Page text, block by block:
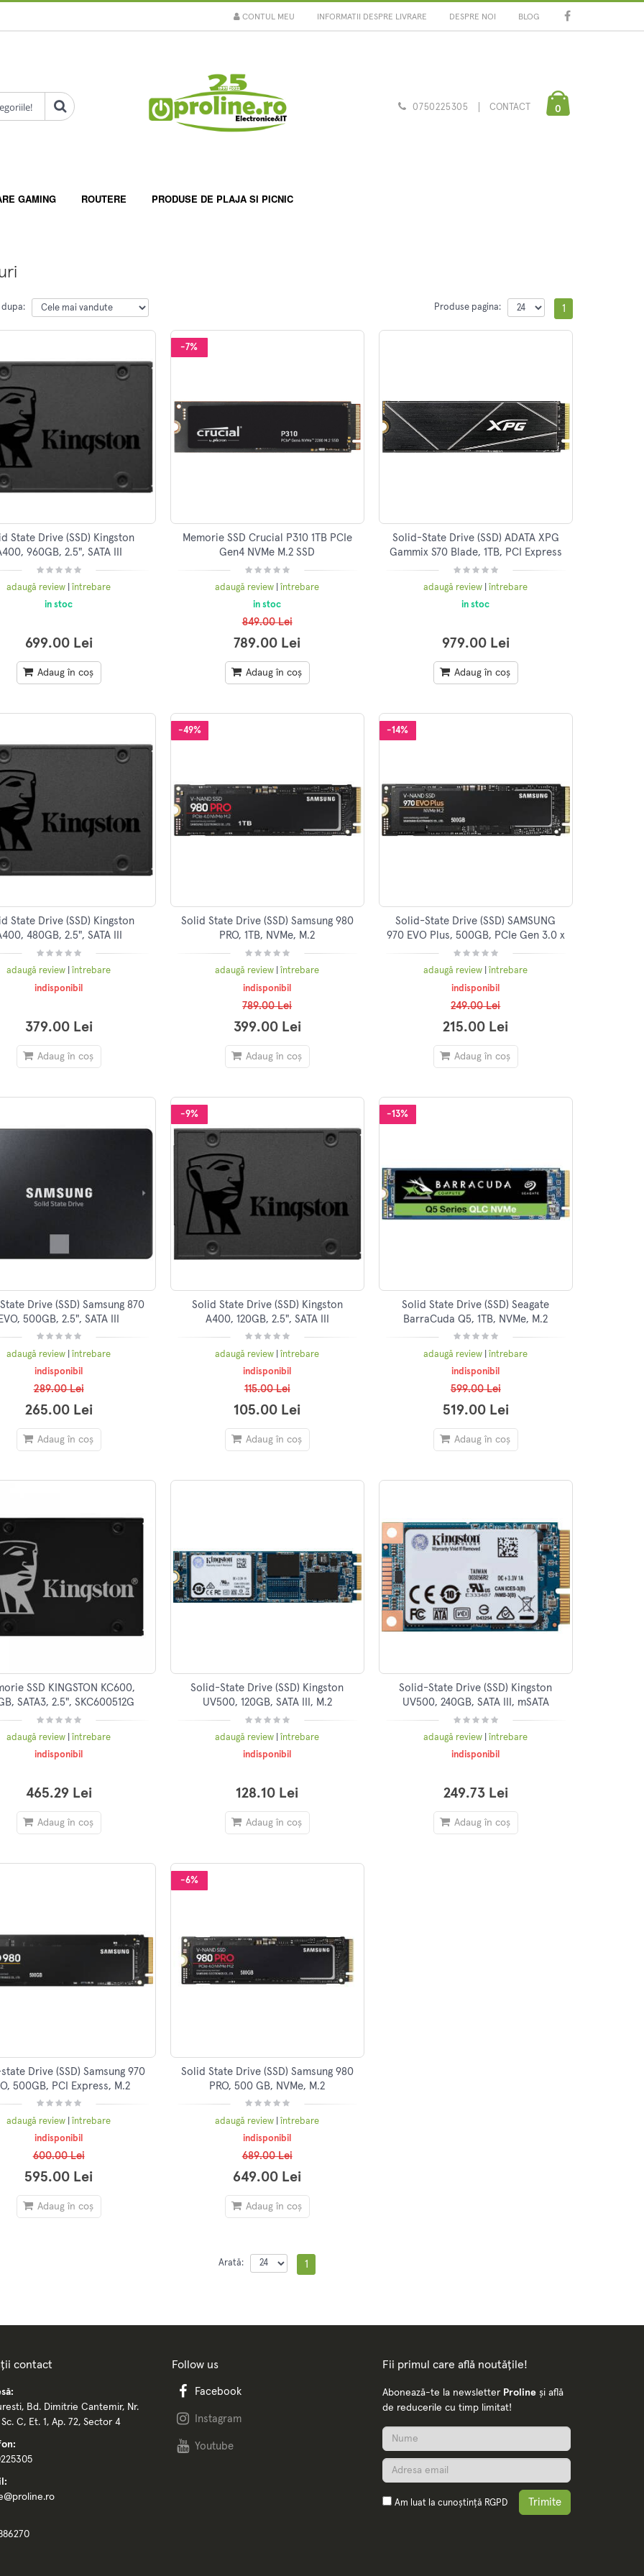
INFORMATII DESPRE LIVRARE DESPRE NOI BLOG
CONTUL MEU
0750225305 CONTACT 0
GAMING ROUTERE PRODUSE DE PLAJA SI PICNIC
1
Produse pagina:
State Drive (SSD) Kingston
960GB, 2.5", SATA III
adaugă review
întrebare
in stoc
699.00 Lei
Adaug în coș
-7%
Memorie SSD Crucial P310 1TB PCIe
Gen4 NVMe M.2 SSD
adaugă review
întrebare
in stoc
849.00 Lei
789.00 Lei
Adaug în coș
Solid-State Drive (SSD) ADATA XPG
Gammix S70 Blade, 1TB, PCI Express
4.0 x4, M.2, AGAMMIXS70B-1T-CS
adaugă review
întrebare
in stoc
979.00 Lei
Adaug în coș
State Drive (SSD) Kingston
480GB, 2.5", SATA III
adaugă review
întrebare
indisponibil
379.00 Lei
Adaug în coș
-49%
Solid State Drive (SSD) Samsung 980
PRO, 1TB, NVMe, M.2
adaugă review
întrebare
indisponibil
789.00 Lei
399.00 Lei
Adaug în coș
-14%
Solid-State Drive (SSD) SAMSUNG
970 EVO Plus, 500GB, PCIe Gen 3.0 x
4, M.2 PCIE, MZ-V7S500BW
adaugă review
întrebare
indisponibil
249.00 Lei
215.00 Lei
Adaug în coș
Drive (SSD) Samsung 870
500GB, 2.5", SATA III
adaugă review |întrebare
indisponibil
289.00 Lei
265.00 Lei
Adaug în coș
-9%
Solid State Drive (SSD) Kingston
A400, 120GB, 2.5", SATA III
adaugă review |întrebare
indisponibil
115.00 Lei
105.00 Lei
Adaug în coș
-13%
Solid State Drive (SSD) Seagate
BarraCuda Q5, 1TB, NVMe, M.2
adaugă review |întrebare
indisponibil
599.00 Lei
519.00 Lei
Adaug în coș
SSD KINGSTON KC600,
SATA3, 2.5", SKC600512G
adaugă review
întrebare
indisponibil
465.29 Lei
Adaug în coș
Solid-State Drive (SSD) Kingston
UV500, 120GB, SATA III, M.2
adaugă review
întrebare
indisponibil
128.10 Lei
Adaug în coș
Solid-State Drive (SSD) Kingston
UV500, 240GB, SATA III, mSATA
adaugă review
întrebare
indisponibil
249.73 Lei
Adaug în coș
Drive (SSD) Samsung 970
500GB, PCI Express, M.2
adaugă review |întrebare
indisponibil
600.00 Lei
595.00 Lei
Adaug în coș
-6%
Solid State Drive (SSD) Samsung 980
PRO, 500 GB, NVMe, M.2
adaugă review |întrebare
indisponibil
689.00 Lei
649.00 Lei
Adaug în coș
1
Arată:
contact
Bd. Dimitrie Cantemir, Nr.
C, Et. 1, Ap. 72, Sector 4
Follow us
Facebook
Instagram
Youtube
Fii primul care află noutățile!
Abonează-te la newsletter Prolineși află
de reducerile cu timp limitat!
Am luat la cunoștință RGPD Trimite